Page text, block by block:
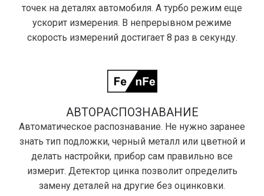
точек на деталях автомобиля. А турбо режим еще
ускорит измерения. В непрерывном режиме
скорость измерений достигает 8 раз в секунду.
АВТОРАСПОЗНАВАНИЕ
Автоматическое распознавание. Не нужно заранее
знать тип подложки, черный металл или цветной и
делать настройки, прибор сам правильно все
измерит. Детектор цинка позволит определить
замену деталей на другие без оцинковки.